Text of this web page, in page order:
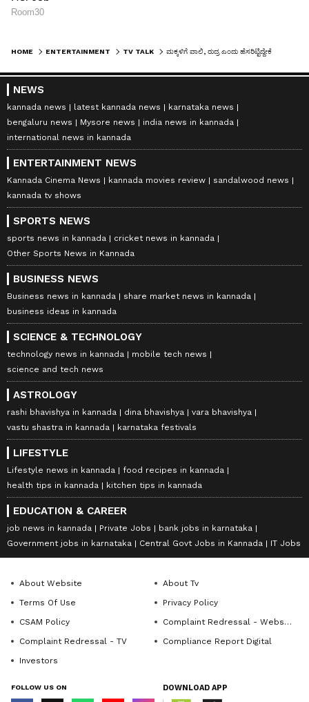
HOME ENTERTAINMENT TV TALK
NEWS
kannada news latest kannada news
karnataka news
bengaluru news
Mysore news
india news in kannada
international news in kannada
ENTERTAINMENT NEWS
Kannada Cinema News kannada movies review
sandalwood news
kannada tv shows
SPORTS NEWS
sports news in kannada
cricket news in kannada
Other Sports News in Kannada
BUSINESS NEWS
Business news in kannada
share market news in kannada
business ideas in kannada
SCIENCE & TECHNOLOGY
technology news in kannada
mobile tech news
science and tech news
ASTROLOGY
rashi bhavishya in kannada dina bhavishya
vara bhavishya
vastu shastra in kannada
karnataka festivals
LIFESTYLE
Lifestyle news in kannada
food recipes in kannada
health tips in kannada
kitchen tips in kannada
EDUCATION & CAREER
job news in kannada Private Jobs
bank jobs in karnataka
Government jobs in karnataka
Central Govt Jobs in Kannada IT Jobs
About Website
About Tv
Terms Of Use
Privacy Policy
CSAM Policy
Complaint Redressal - Website
Complaint Redressal - TV
Compliance Report Digital
Investors
FOLLOW US ON DOWNLOAD APP